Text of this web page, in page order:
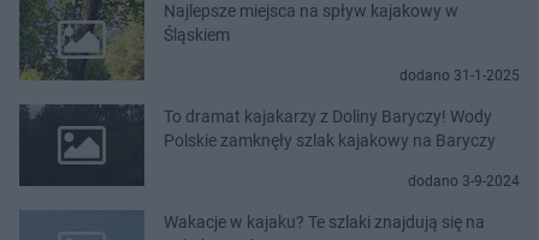
Najlepsze miejsca na spływ kajakowy w
Śląskiem
dodano 31-1-2025
To dramat kajakarzy z Doliny Baryczy! Wody
Polskie zamknęły szlak kajakowy na Baryczy
dodano 3-9-2024
Wakacje w kajaku? Te szlaki znajdują się na